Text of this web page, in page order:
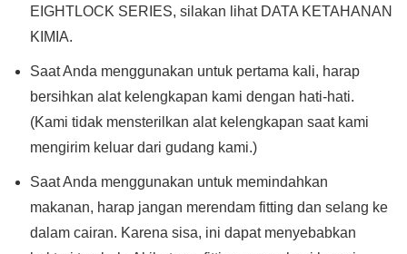
EIGHTLOCK SERIES, silakan lihat DATA KETAHANAN
KIMIA.
Saat Anda menggunakan untuk pertama kali, harap
bersihkan alat kelengkapan kami dengan hati-hati.
(Kami tidak mensterilkan alat kelengkapan saat kami
mengirim keluar dari gudang kami.)
Saat Anda menggunakan untuk memindahkan
makanan, harap jangan merendam fitting dan selang ke
dalam cairan. Karena sisa, ini dapat menyebabkan